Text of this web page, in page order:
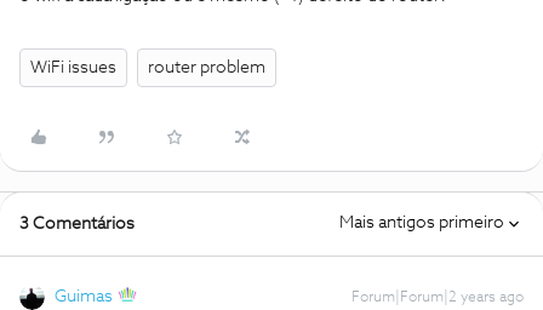
WiFi issues router problem
3 Comentários Mais antigos primeiro
Guimas Forum|Forum|2 years ago